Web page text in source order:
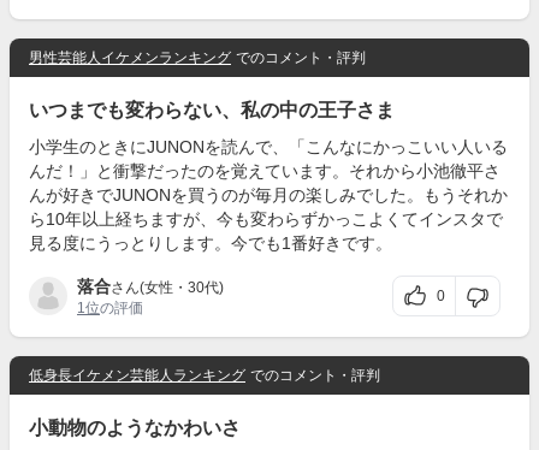
男性芸能人イケメンランキング でのコメント・評判
いつまでも変わらない、私の中の王子さま
小学生のときにJUNONを読んで、「こんなにかっこいい人いる
んだ！」と衝撃だったのを覚えています。それから小池徹平さ
んが好きでJUNONを買うのが毎月の楽しみでした。もうそれか
ら10年以上経ちますが、今も変わらずかっこよくてインスタで
見る度にうっとりします。今でも1番好きです。
落合さん(女性・30代)
1位の評価
0
低身長イケメン芸能人ランキング でのコメント・評判
小動物のようなかわいさ